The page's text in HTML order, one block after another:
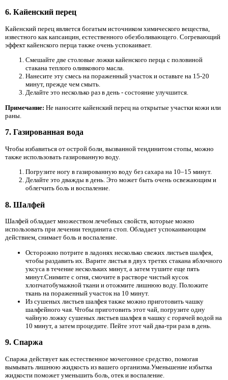
6. Кайенский перец
Кайенский перец является богатым источником химического вещества,
известного как капсаицин, естественного обезболивающего. Согревающий
эффект кайенского перца также очень успокаивает.
Смешайте две столовые ложки кайенского перца с половиной
стакана теплого оливкового масла.
Нанесите эту смесь на пораженный участок и оставьте на 15-20
минут, прежде чем смыть.
Делайте это несколько раз в день - состояние улучшится.
Примечание: Не наносите кайенский перец на открытые участки кожи или
раны.
7. Газированная вода
Чтобы избавиться от острой боли, вызванной тендинитом стопы, можно
также использовать газированную воду.
Погрузите ногу в газированную воду без сахара на 10–15 минут.
Делайте это дважды в день. Это может быть очень освежающим и
облегчить боль и воспаление.
8. Шалфей
Шалфей обладает множеством лечебных свойств, которые можно
использовать при лечении тендинита стоп. Обладает успокаивающим
действием, снимает боль и воспаление.
Осторожно потрите в ладонях несколько свежих листьев шалфея,
чтобы раздавить их. Варите листья в двух третях стакана яблочного
уксуса в течение нескольких минут, а затем тушите еще пять
минут.Снимите с огня, смочите в растворе чистый кусок
хлопчатобумажной ткани и отожмите лишнюю воду. Положите
ткань на пораженный участок на 10 минут.
Из сушеных листьев шалфея также можно приготовить чашку
шалфейного чая. Чтобы приготовить этот чай, погрузите одну
чайную ложку сушеных листьев шалфея в чашку с горячей водой на
10 минут, а затем процедите. Пейте этот чай два-три раза в день.
9. Спаржа
Спаржа действует как естественное мочегонное средство, помогая
вымывать лишнюю жидкость из вашего организма.Уменьшение избытка
жидкости поможет уменьшить боль, отек и воспаление.